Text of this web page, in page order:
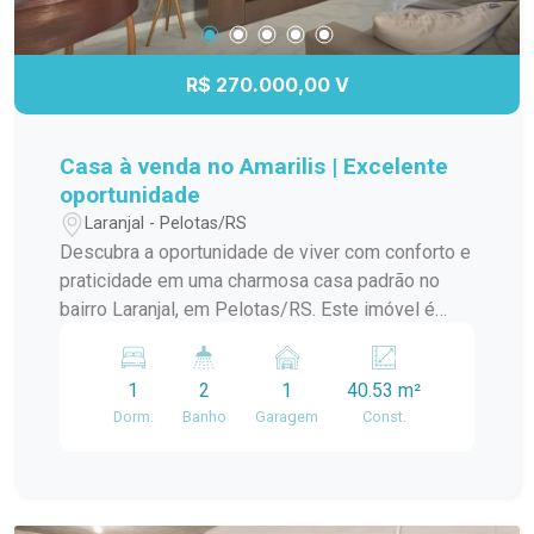
R$ 270.000,00 V
Casa à venda no Amarilis | Excelente
oportunidade
Laranjal - Pelotas/RS
Descubra a oportunidade de viver com conforto e
praticidade em uma charmosa casa padrão no
bairro Laranjal, em Pelotas/RS. Este imóvel é
bem localizado. A casa conta com amplos
ambientes, proporcionando uma ótima circulação
e iluminação natural. A sala de estar é perfeita
1
Dorm.
2
Banho
1
Garagem
40.53 m²
Const.